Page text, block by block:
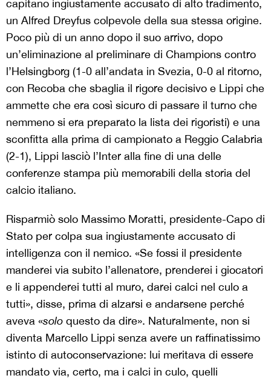
capitano ingiustamente accusato di alto tradimento,
un Alfred Dreyfus colpevole della sua stessa origine.
Poco più di un anno dopo il suo arrivo, dopo
un’eliminazione al preliminare di Champions contro
l’Helsingborg (1-0 all’andata in Svezia, 0-0 al ritorno,
con Recoba che sbaglia il rigore decisivo e Lippi che
ammette che era così sicuro di passare il turno che
nemmeno si era preparato la lista dei rigoristi) e una
sconfitta alla prima di campionato a Reggio Calabria
(2-1), Lippi lasciò l’Inter alla fine di una delle
conferenze stampa più memorabili della storia del
calcio italiano.
Risparmiò solo Massimo Moratti, presidente-Capo di
Stato per colpa sua ingiustamente accusato di
intelligenza con il nemico. «Se fossi il presidente
manderei via subito l’allenatore, prenderei i giocatori
e li appenderei tutti al muro, darei calci nel culo a
tutti», disse, prima di alzarsi e andarsene perché
aveva «solo questo da dire». Naturalmente, non si
diventa Marcello Lippi senza avere un raffinatissimo
istinto di autoconservazione: lui meritava di essere
mandato via, certo, ma i calci in culo, quelli